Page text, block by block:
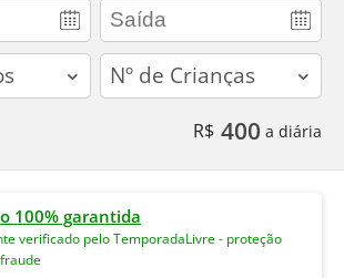
children
R$ 400 a diária
100% garantida
verificado pelo TemporadaLivre - proteção